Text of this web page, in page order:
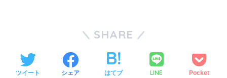
SHARE
ツイート シェア はてブ LINE Pocket